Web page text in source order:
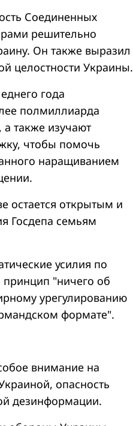
Соединенных
решительно
Он также выразил
целостности Украины.
года
полмиллиарда
также изучают
чтобы помочь
наращиванием
остается открытым и
Госдепа семьям
усилия по
принцип "ничего об
урегулированию
формате".
внимание на
опасность
дезинформации.